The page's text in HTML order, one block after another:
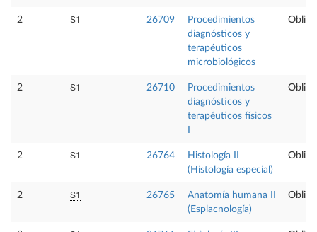
2 S1 26709
Procedimientos
diagnósticos y
terapéuticos
microbiológicos
2 S1 26710
Procedimientos
diagnósticos y
terapéuticos físicos
2 S1 26764
Histología II
(Histología especial)
2 S1 26765
Anatomía humana II
(Esplacnología)